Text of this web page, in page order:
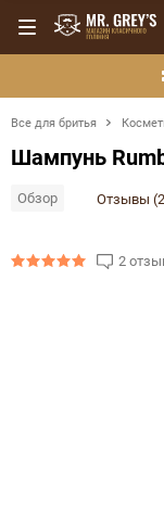
Все для бритья
Шампунь
Обзор Отзывы
2